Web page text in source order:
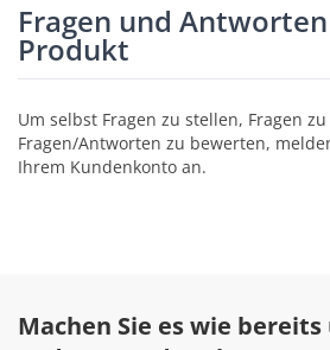
Fragen und
Produkt
Um selbst Fragen zu stellen, Fragen
Fragen/Antworten zu bewerten,
Ihrem Kundenkonto an.
Machen Sie es wie bereits